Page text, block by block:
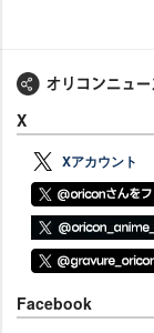
X
Xアカウント
Facebook